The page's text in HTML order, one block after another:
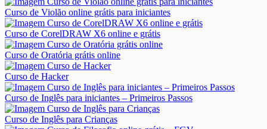
Curso de Violão online grátis para iniciantes
Curso de CorelDRAW X6 online e grátis
Curso de Oratória grátis online
Curso de Hacker
Curso de Inglês para iniciantes – Primeiros Passos
Curso de Inglês para Crianças